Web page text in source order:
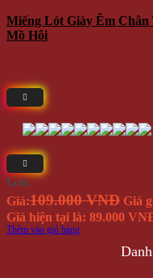
Miếng Lót Giày Êm
Mồ Hôi
Giá
Giá:109.000 VNĐ Giá
Giá hiện tại là: 89.000
Thêm vào giỏ hàng